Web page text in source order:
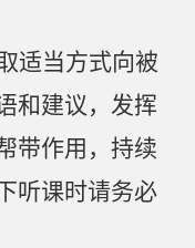
适当方式向被
和建议，发挥
带作用，持续
听课时请务必